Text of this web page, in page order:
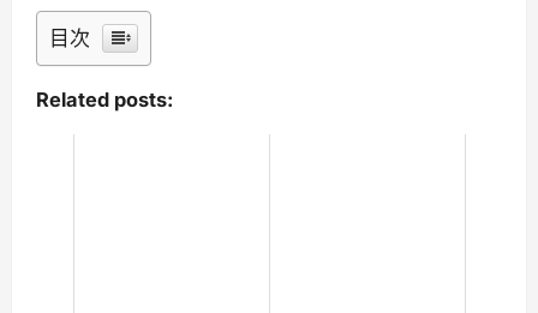
目次
Related posts: